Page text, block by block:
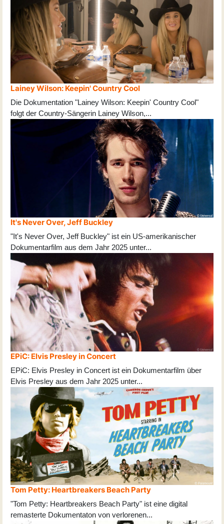
Lainey Wilson: Keepin' Country Cool
Die Dokumentation "Lainey Wilson: Keepin' Country Cool"
folgt der Country-Sängerin Lainey Wilson,...
It's Never Over, Jeff Buckley
"It's Never Over, Jeff Buckley" ist ein US-amerikanischer
Dokumentarfilm aus dem Jahr 2025 unter...
EPiC: Elvis Presley in Concert
EPiC: Elvis Presley in Concert ist ein Dokumentarfilm über
Elvis Presley aus dem Jahr 2025 unter...
Tom Petty: Heartbreakers Beach Party
"Tom Petty: Heartbreakers Beach Party" ist eine digital
remasterte Dokumentaton von verlorenen...